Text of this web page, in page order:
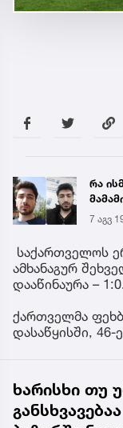
13:15
საქართველოს
ამხანაგურ
დააწინაურა –
ქართველმა
დასაწყისში, 46-
ხარისხი თუ